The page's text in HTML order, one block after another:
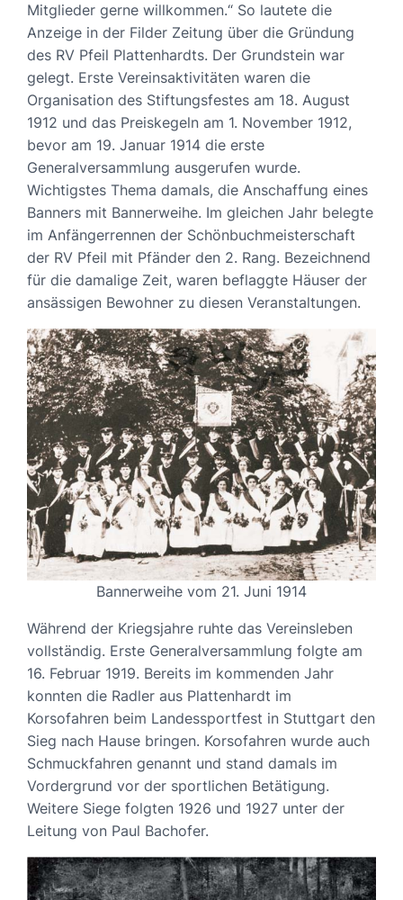
Mitglieder gerne willkommen.“ So lautete die
Anzeige in der Filder Zeitung über die Gründung
des RV Pfeil Plattenhardts. Der Grundstein war
gelegt. Erste Vereinsaktivitäten waren die
Organisation des Stiftungsfestes am 18. August
1912 und das Preiskegeln am 1. November 1912,
bevor am 19. Januar 1914 die erste
Generalversammlung ausgerufen wurde.
Wichtigstes Thema damals, die Anschaffung eines
Banners mit Bannerweihe. Im gleichen Jahr belegte
im Anfängerrennen der Schönbuchmeisterschaft
der RV Pfeil mit Pfänder den 2. Rang. Bezeichnend
für die damalige Zeit, waren beflaggte Häuser der
ansässigen Bewohner zu diesen Veranstaltungen.
Bannerweihe vom 21. Juni 1914
Während der Kriegsjahre ruhte das Vereinsleben
vollständig. Erste Generalversammlung folgte am
16. Februar 1919. Bereits im kommenden Jahr
konnten die Radler aus Plattenhardt im
Korsofahren beim Landessportfest in Stuttgart den
Sieg nach Hause bringen. Korsofahren wurde auch
Schmuckfahren genannt und stand damals im
Vordergrund vor der sportlichen Betätigung.
Weitere Siege folgten 1926 und 1927 unter der
Leitung von Paul Bachofer.